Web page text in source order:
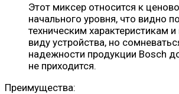
Этот миксер относится к
начального уровня, что видно по
техническим характеристикам
виду устройства, но
надежности продукции Bosch
не приходится.
Преимущества: